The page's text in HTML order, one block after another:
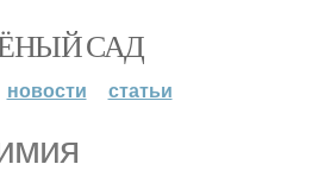
САД
новости статьи